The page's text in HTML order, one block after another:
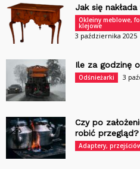
Jak się
Okleiny meblowe,
klejowe
3 października 2025
Ile za godzinę
Odśnieżarki 3
Czy po
robić przegląd?
Adaptery,